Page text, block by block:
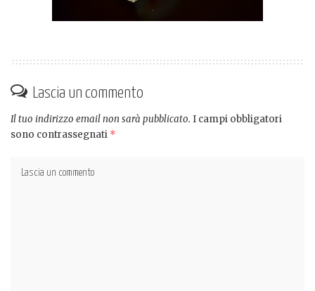
Lascia un commento
Il tuo indirizzo email non sarà pubblicato. I campi obbligatori
sono contrassegnati *